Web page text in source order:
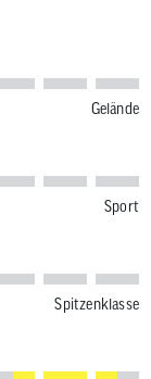
Gelände
Sport
Spitzenklasse